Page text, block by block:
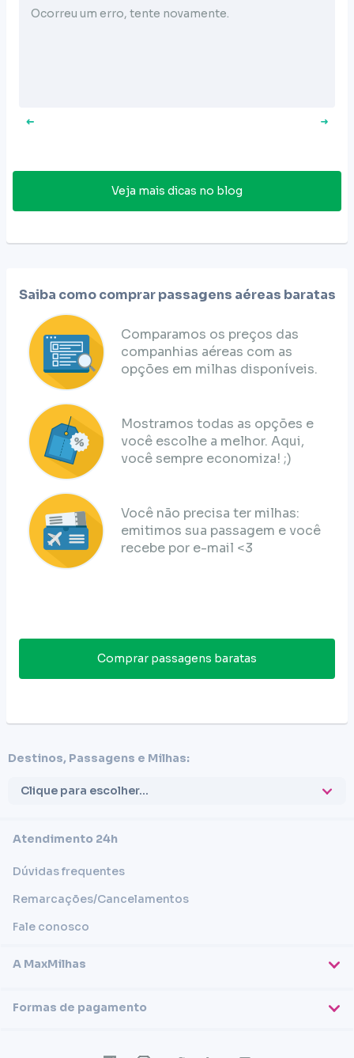
Ocorreu um erro, tente novamente.
Veja mais dicas no blog
Saiba como comprar passagens aéreas baratas
Comparamos os preços das
companhias aéreas com as
opções em milhas disponíveis.
Mostramos todas as opções e
você escolhe a melhor. Aqui,
você sempre economiza! ;)
Você não precisa ter milhas:
emitimos sua passagem e você
recebe por e-mail <3
Comprar passagens baratas
Destinos, Passagens e Milhas:
Clique para escolher...
A MaxMilhas
Atendimento 24h
Dúvidas frequentes
Remarcações/Cancelamentos
Fale conosco
Formas de pagamento